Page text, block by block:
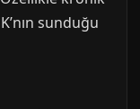
sunduğu